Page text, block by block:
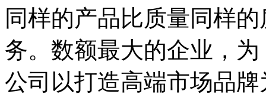
同样的产品比质量同样
务。数额最大的企业，
公司以打造高端市场品